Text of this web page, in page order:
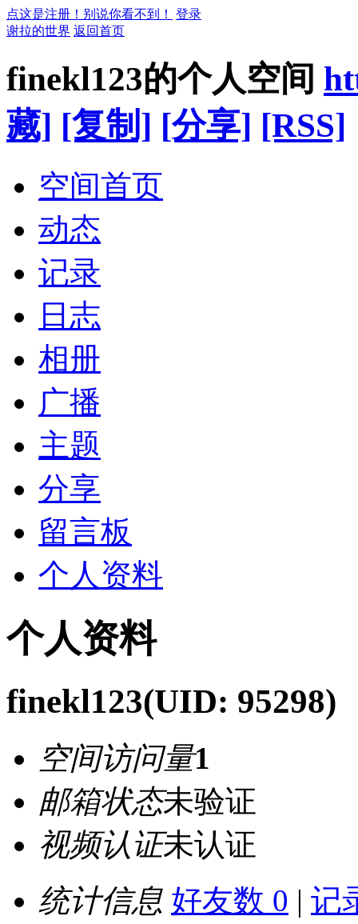
点这是注册！别说你看不到！
登录
谢拉的世界 返回首页
finekl123的个人空间
藏] [复制] [分享] [RSS]
空间首页
动态
记录
日志
相册
广播
主题
分享
留言板
个人资料
个人资料
finekl123(UID: 95298)
空间访问量1
邮箱状态未验证
视频认证未认证
统计信息 好友数 0 | 记